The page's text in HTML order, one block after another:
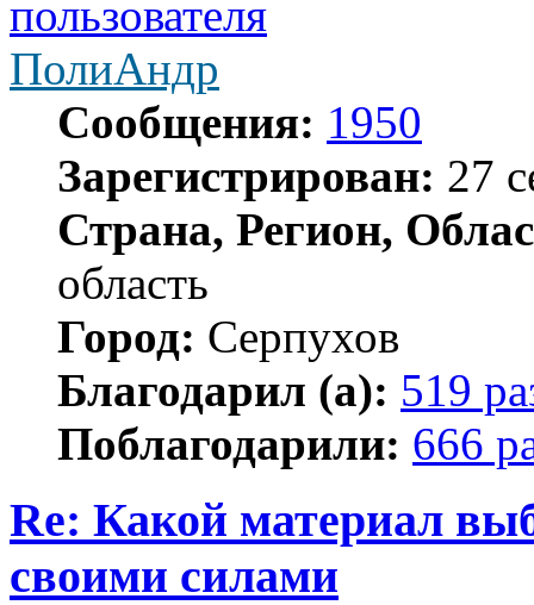
ПолиАндр
Сообщения: 1950
Зарегистрирован: 27
Страна, Регион,
область
Город: Серпухов
Благодарил (а): 519
Поблагодарили: 666
Re: Какой материал
своими силами